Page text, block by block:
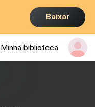
Baixar
Minha biblioteca